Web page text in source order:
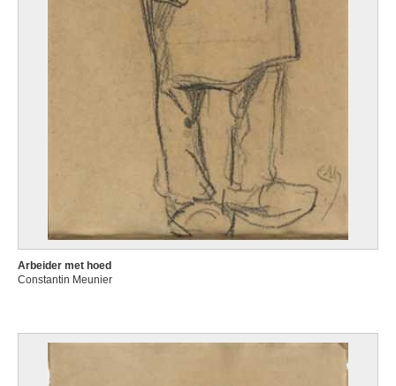
Arbeider met hoed
Constantin Meunier